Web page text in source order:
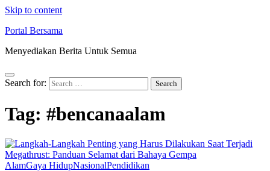
Skip to content
Portal Bersama
Menyediakan Berita Untuk Semua
Search for:
Tag: #bencanaalam
AlamGaya HidupNasionalPendidikan